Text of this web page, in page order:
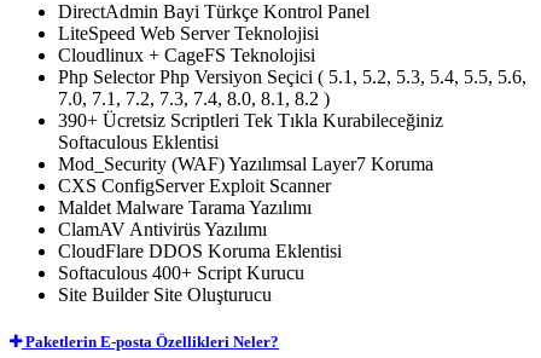
DirectAdmin Bayi Türkçe Kontrol Panel
LiteSpeed Web ServerTeknolojisi
Cloudlinux + CageFS Teknolojisi
Php SelectorPhp Versiyon Seçici ( 5.1, 5.2, 5.3, 5.4, 5.5, 5.6,
7.0, 7.1, 7.2, 7.3, 7.4, 8.0, 8.1, 8.2 )
390+ Ücretsiz Scriptleri Tek Tıkla Kurabileceğiniz
Softaculous Eklentisi
Mod_Security (WAF)Yazılımsal Layer7 Koruma
CXS ConfigServer Exploit Scanner
Maldet Malware Tarama Yazılımı
ClamAV Antivirüs Yazılımı
CloudFlare DDOS Koruma Eklentisi
Softaculous 400+ Script Kurucu
Site BuilderSite Oluşturucu
Paketlerin E-posta Özellikleri Neler?